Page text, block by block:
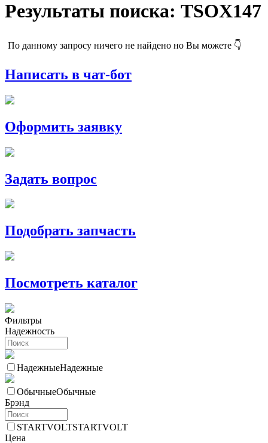
Результаты поиска: TSOX147
По данному запросу ничего не найдено но Вы можете 👇
Написать в чат-бот
Оформить заявку
Задать вопрос
Подобрать запчасть
Посмотреть каталог
Фильтры
Надежность
НадежныеНадежные
ОбычныеОбычные
Брэнд
STARTVOLTSTARTVOLT
Цена